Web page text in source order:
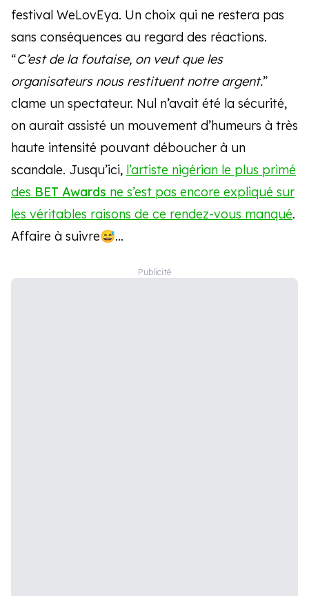
festival WeLovEya. Un choix qui ne restera pas
sans conséquences au regard des réactions.
“C’est de la foutaise, on veut que les
organisateurs nous restituent notre argent.”
clame un spectateur. Nul n’avait été la sécurité,
on aurait assisté un mouvement d’humeurs à très
haute intensité pouvant déboucher à un
scandale. Jusqu’ici, l’artiste nigérian le plus primé
des BET Awards ne s’est pas encore expliqué sur
les véritables raisons de ce rendez-vous manqué.
Affaire à suivre😅…